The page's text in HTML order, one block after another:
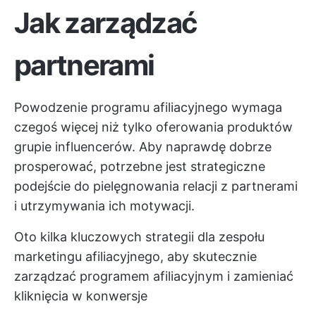
Jak zarządzać
partnerami
Powodzenie programu afiliacyjnego wymaga
czegoś więcej niż tylko oferowania produktów
grupie influencerów. Aby naprawdę dobrze
prosperować, potrzebne jest strategiczne
podejście do pielęgnowania relacji z partnerami
i utrzymywania ich motywacji.
Oto kilka kluczowych strategii dla zespołu
marketingu afiliacyjnego, aby skutecznie
zarządzać programem afiliacyjnym i zamieniać
kliknięcia w konwersje